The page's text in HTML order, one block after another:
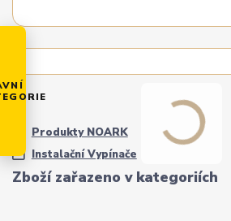
Zboží zařazeno v kategoriích
Produkty NOARK
Instalační Vypínače